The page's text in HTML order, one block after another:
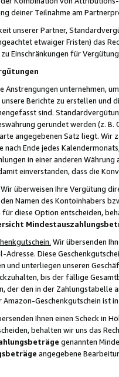
deiner Teilnahme am
unserer Partner,
etwaiger Fristen) das
Einschränkungen für
unternehmen,
Berichte zu erstellen und
sind.
gerundet werden (z.
angegebenen Satz liegt.
Ende jedes
in einer anderen
einverstanden, dass die
Wir überweisen Ihre Vergütung
Namen des Kontoinhabers
diese Option entscheiden,
Wir übersenden
Diese
und unterliegen unseren
bis der fällige
der den in der
Geschenkgutschein ist
Ihnen einen Scheck in
behalten wir uns das
genannten
angegebene